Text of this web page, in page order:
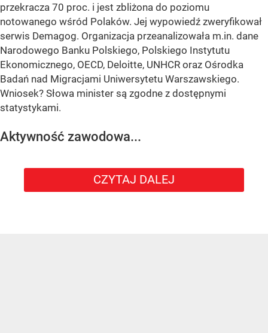
przekracza 70 proc. i jest zbliżona do poziomu
notowanego wśród Polaków. Jej wypowiedź zweryfikował
serwis Demagog. Organizacja przeanalizowała m.in. dane
Narodowego Banku Polskiego, Polskiego Instytutu
Ekonomicznego, OECD, Deloitte, UNHCR oraz Ośrodka
Badań nad Migracjami Uniwersytetu Warszawskiego.
Wniosek? Słowa minister są zgodne z dostępnymi
statystykami.
Aktywność zawodowa...
CZYTAJ DALEJ